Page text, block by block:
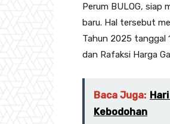
Perum BULOG, siap
baru. Hal tersebut
Tahun 2025 tanggal
dan Rafaksi Harga
Baca Juga:
Kebodohan